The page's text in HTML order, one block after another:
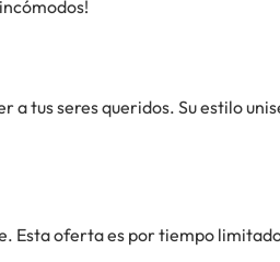
a tus seres queridos. Su estilo
Esta oferta es por tiempo